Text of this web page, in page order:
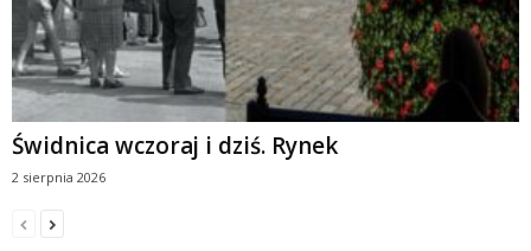
Świdnica wczoraj i dziś. Rynek
2 sierpnia 2026